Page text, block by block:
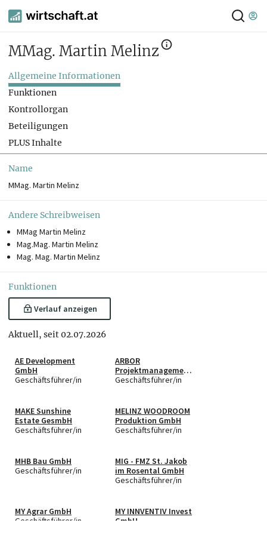
MMag. Martin Melinz
Allgemeine Informationen
Funktionen
Kontrollorgan
Beteiligungen
PLUS Inhalte
Name
MMag. Martin Melinz
Andere Schreibweisen
MMag Martin Melinz
Mag.Mag. Martin Melinz
Mag. Mag. Martin Melinz
Funktionen
Verlauf anzeigen
Aktuell, seit 02.07.2026
AE Development
GmbH
Geschäftsführer/in
ARBOR
Projektmanagement
GmbH
Geschäftsführer/in
MAKE Sunshine
Estate GesmbH
Geschäftsführer/in
MELINZ WOODROOM
Produktion GmbH
Geschäftsführer/in
MHB Bau GmbH
Geschäftsführer/in
MIG - FMZ St. Jakob
im Rosental GmbH
Geschäftsführer/in
MY Agrar GmbH
Geschäftsführer/in
MY INNVENTIV Invest
GmbH